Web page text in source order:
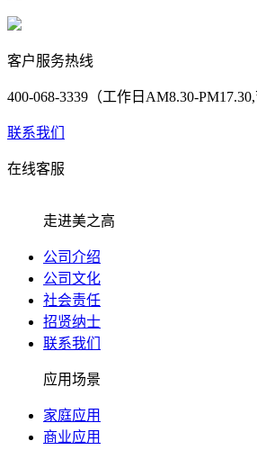
客户服务热线
400-068-3339（工作日AM8.30-
联系我们
在线客服
走进美之高
公司介绍
公司文化
社会责任
招贤纳士
联系我们
应用场景
家庭应用
商业应用